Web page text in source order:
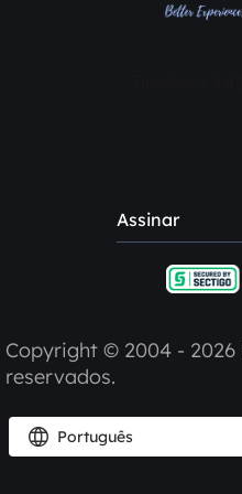
Reclamações e feedback
Assinar
Copyright © 2004 - 2026
reservados.
 Português